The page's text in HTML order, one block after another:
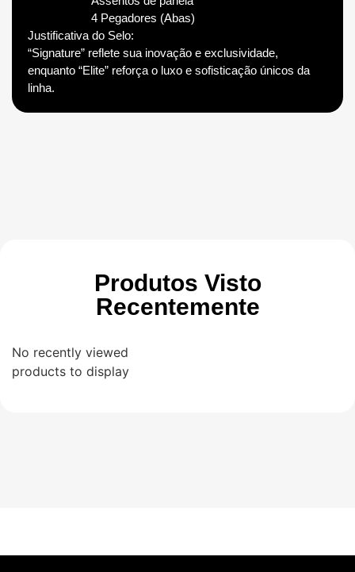
4 Pegadores (Abas)
Justificativa do Selo:
“Signature” reflete sua inovação e exclusividade,
enquanto “Elite” reforça o luxo e sofisticação únicos da
linha.
Produtos Visto
Recentemente
No recently viewed
products to display